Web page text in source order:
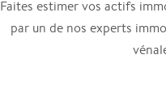
Faites estimer vos actifs
par un de nos experts